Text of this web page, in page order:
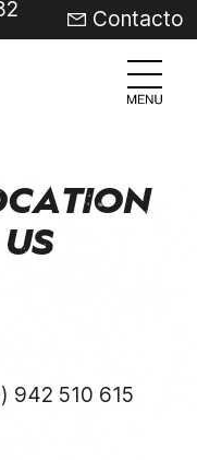
Contacto
942 510 615